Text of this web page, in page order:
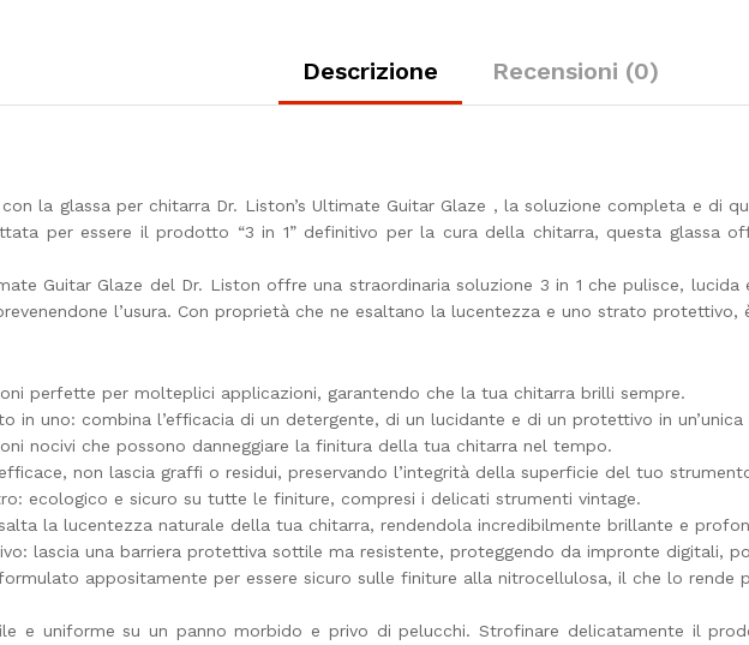
Descrizione Recensioni (0)
la glassa per chitarra Dr. Liston’s Ultimate Guitar Glaze , la soluzione completa e di
per essere il prodotto “3 in 1” definitivo per la cura della chitarra, questa glassa
Guitar Glaze del Dr. Liston offre una straordinaria soluzione 3 in 1 che pulisce,
l’usura. Con proprietà che ne esaltano la lucentezza e uno strato
perfette per molteplici applicazioni, garantendo che la tua chitarra brilli sempre.
in uno: combina l’efficacia di un detergente, di un lucidante e di un protettivo in
nocivi che possono danneggiare la finitura della tua chitarra nel tempo.
non lascia graffi o residui, preservando l’integrità della superficie del tuo
ecologico e sicuro su tutte le finiture, compresi i delicati strumenti vintage.
la lucentezza naturale della tua chitarra, rendendola incredibilmente brillante e
lascia una barriera protettiva sottile ma resistente, proteggendo da impronte digitali,
appositamente per essere sicuro sulle finiture alla nitrocellulosa, il che lo rende
e uniforme su un panno morbido e privo di pelucchi. Strofinare delicatamente il